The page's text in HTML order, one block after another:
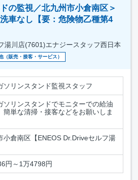
の監視／北九州市小倉南区＞
車なし【要：危険物乙種第4
湯川店(7601)エナジースタッフ西日本
（販売・接客・サービス）
ソリンスタンド監視スタッフ
ソリンスタンドでモニターでの給油
簡単な清掃・接客などをお願いしま
小倉南区【ENEOS Dr.Driveセルフ湯
円～1万4798円